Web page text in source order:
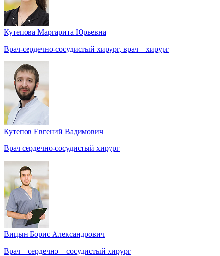
Кутепова Маргарита Юрьевна
Врач-сердечно-сосудистый хирург, врач – хирург
Кутепов Евгений Вадимович
Врач сердечно-сосудистый хирург
Вицын Борис Александрович
Врач – сердечно – сосудистый хирург